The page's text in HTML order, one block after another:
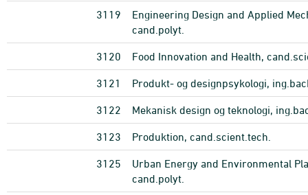
3119
Engineering Design and Applied
cand.polyt.
3120 Food Innovation and Health,
3121 Produkt- og designpsykologi,
3122 Mekanisk design og teknologi,
3123 Produktion, cand.scient.tech.
3125
Urban Energy and Environmental
cand.polyt.